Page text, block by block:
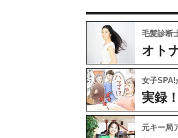
毛髪診断
オト
女子SPA!
実録
元キー局